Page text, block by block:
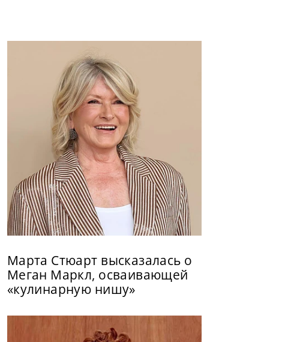
Марта Стюарт высказалась о
Меган Маркл, осваивающей
«кулинарную нишу»